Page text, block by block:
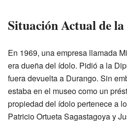
Situación Actual de
En 1969, una empresa llamada
era dueña del ídolo. Pidió a la
fuera devuelta a Durango. Sin
estaba en el museo como un
propiedad del ídolo pertenece a
Patricio Ortueta Sagastagoya y